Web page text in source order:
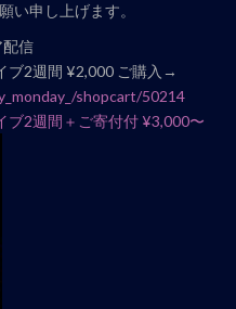
い申し上げます。
信
ブ2週間 ¥2,000 ご購入→
shopcart/50214
ブ2週間＋ご寄付付 ¥3,000〜